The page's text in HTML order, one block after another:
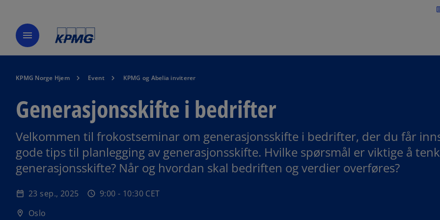
menu
KPMG Norge Hjem Event KPMG og Abelia inviterer
Generasjonsskifte i bedrifter
Velkommen til frokostseminar om generasjonsskifte i bedrifter, der du får
gode tips til planlegging av generasjonsskifte. Hvilke spørsmål er viktige å
generasjonsskifte? Når og hvordan skal bedriften og verdier overføres?
date_range 23 sep., 2025 schedule 9:00 - 10:30 CET
location_on Oslo
o
p
n